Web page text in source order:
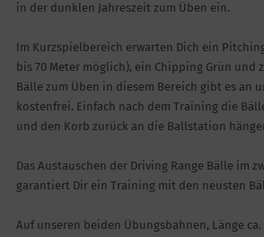
in der dunklen Jahreszeit zum Üben ein.
Im Kurzspielbereich erwarten Dich ein
bis 70 Meter möglich), ein Chipping Grün und
Bälle zum Üben in diesem Bereich gibt es an
kostenfrei. Einfach nach dem Training die
und den Korb zurück an die Ballstation
Das Austauschen der Driving Range Bälle im
garantiert Dir ein Training mit den neusten
Auf unseren beiden Übungsbahnen, Länge ca.